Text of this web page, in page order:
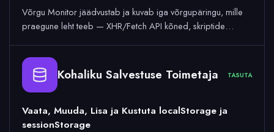
Võrgu Monitor jäädvustab ja kuvab iga võrgupäringu, mille
praegune leht teeb — XHR/Fetch API kõned, skriptide…
Kohaliku Salvestuse Toimetaja TASUTA
Vaata, Muuda, Lisa ja Kustuta localStorage ja
sessionStorage